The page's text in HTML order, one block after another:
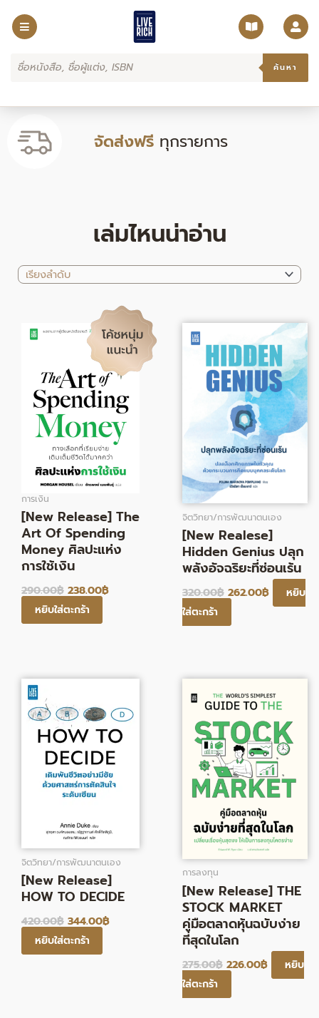
Products
search ค้นหา
จัดส่งฟรี ทุกรายการ
เล่มไหนน่าอ่าน
การเงิน
[New Release] The
Art Of Spending
Money ศิลปะแห่ง
การใช้เงิน
290.00฿
Original
price
was:
290.00฿.
238.00฿
Current
price
is:
238.00฿.
หยิบใส่ตะกร้า
จิตวิทยา/การพัฒนาตนเอง
[New Realese]
Hidden Genius ปลุก
พลังอัจฉริยะที่ซ่อนเร้น
320.00฿
price
320.00฿.
262.00฿
price
is:
262.00฿.
หยิบ
ใส่ตะกร้า
จิตวิทยา/การพัฒนาตนเอง
[New Release]
HOW TO DECIDE
420.00฿
price
420.00฿.
344.00฿
price
344.00฿.
หยิบใส่ตะกร้า
การลงทุน
[New Release] THE
STOCK MARKET
คู่มือตลาดหุ้นฉบับง่าย
ที่สุดในโลก
275.00฿
price
was:
275.00฿.
226.00฿
price
is:
226.00฿.
หยิบ
ใส่ตะกร้า